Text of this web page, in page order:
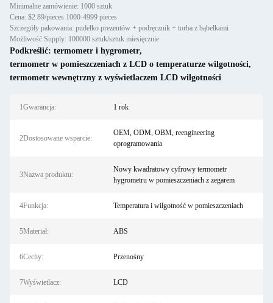
Minimalne zamówienie: 1000 sztuk
Cena: $2.89/pieces 1000-4999 pieces
Szczegóły pakowania: pudełko prezentów + podręcznik + torba z bąbelkami
Możliwość Supply: 100000 sztuk/sztuk miesięcznie
Podkreślić: termometr i hygrometr,
termometr w pomieszczeniach z LCD o temperaturze wilgotności,
termometr wewnętrzny z wyświetlaczem LCD wilgotności
1Gwarancja: 1 rok
2Dostosowane wsparcie:
OEM, ODM, OBM, reengineering
oprogramowania
3Nazwa produktu:
Nowy kwadratowy cyfrowy termometr
hygrometru w pomieszczeniach z zegarem
4Funkcja: Temperatura i wilgotność w pomieszczeniach
5Materiał: ABS
6Cechy: Przenośny
7Wyświetlacz: LCD